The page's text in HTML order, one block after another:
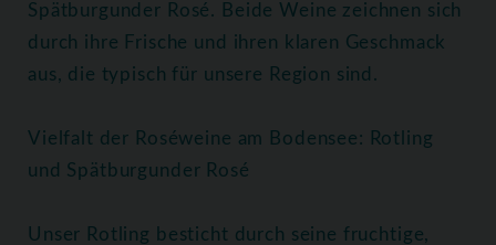
Spätburgunder Rosé. Beide Weine zeichnen sich
durch ihre Frische und ihren klaren Geschmack
aus, die typisch für unsere Region sind.
Vielfalt der Roséweine am Bodensee: Rotling
und Spätburgunder Rosé
Unser Rotling besticht durch seine fruchtige,